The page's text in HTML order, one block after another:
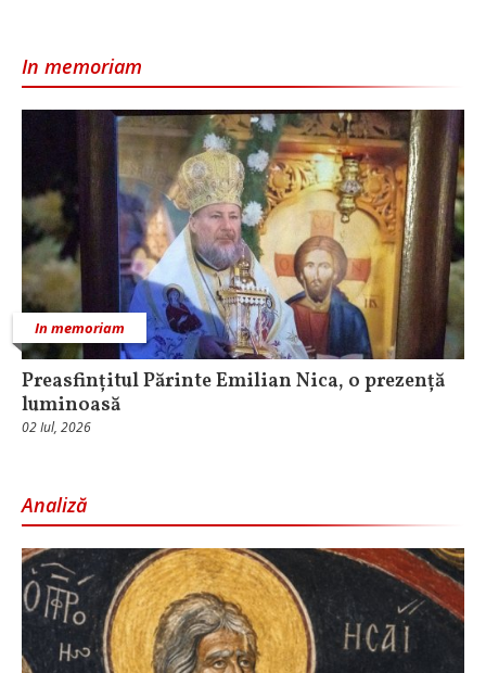
In memoriam
In memoriam
Preasfințitul Părinte Emilian Nica, o prezență
luminoasă
02 Iul, 2026
Analiză